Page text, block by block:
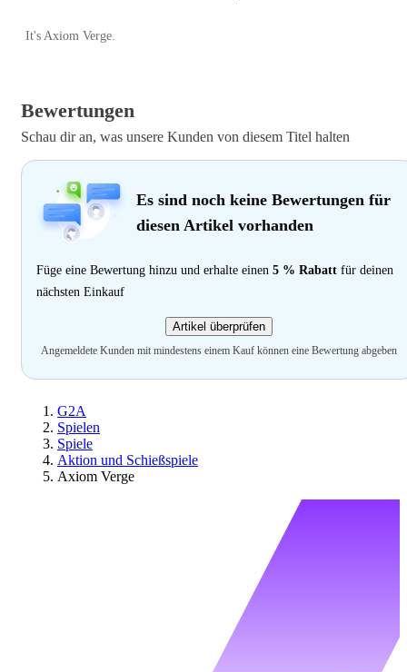
It's Axiom Verge.
Bewertungen
Schau dir an, was unsere Kunden von diesem Titel halten
Es sind noch keine Bewertungen für
diesen Artikel vorhanden
Füge eine Bewertung hinzu und erhalte einen 5 % Rabatt für deinen
nächsten Einkauf
Artikel überprüfen
Angemeldete Kunden mit mindestens einem Kauf können eine Bewertung abgeben
G2A
Spielen
Spiele
Aktion und Schießspiele
Axiom Verge